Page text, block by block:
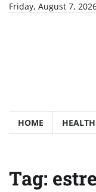
SkipFriday, August 7,
HOME
Tag: